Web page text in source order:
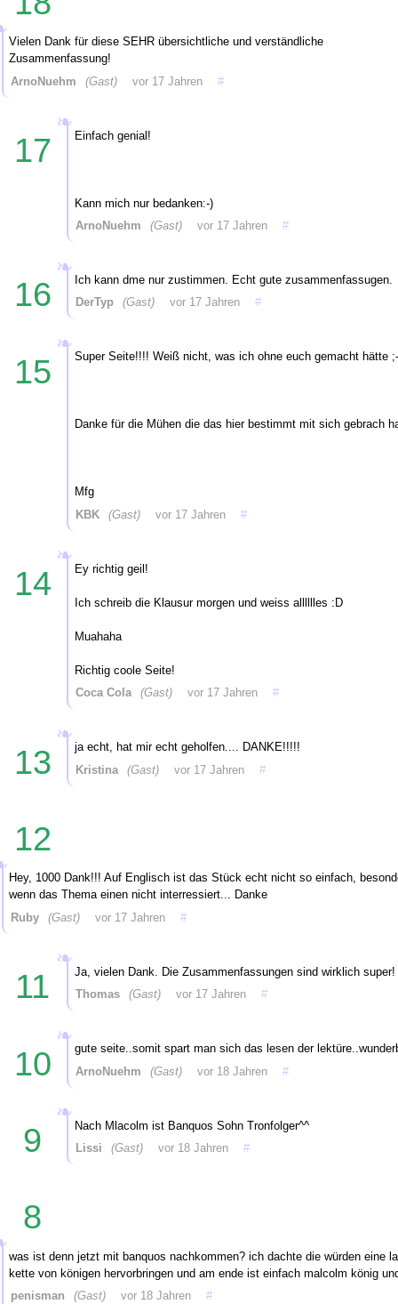
Vielen Dank für diese SEHR übersichtliche und verständliche
Zusammenfassung!
ArnoNuehm
(Gast) vor 17 Jahren #
17 Einfach genial!
Kann mich nur bedanken:-)
ArnoNuehm
(Gast) vor 17 Jahren #
16
Ich kann dme nur zustimmen. Echt gute zusammenfassugen.
DerTyp
(Gast) vor 17 Jahren #
15 Super Seite!!!! Weiß nicht, was ich ohne euch gemacht hätte
Danke für die Mühen die das hier bestimmt mit sich gebrach
Mfg
KBK
(Gast) vor 17 Jahren #
14 Ey richtig geil!
Ich schreib die Klausur morgen und weiss alllllles :D
Muahaha
Richtig coole Seite!
Coca Cola
(Gast) vor 17 Jahren #
13
ja echt, hat mir echt geholfen.... DANKE!!!!!
Kristina
(Gast) vor 17 Jahren #
12
Hey, 1000 Dank!!! Auf Englisch ist das Stück echt nicht so einfach,
wenn das Thema einen nicht interressiert... Danke
Ruby
(Gast) vor 17 Jahren #
11
Ja, vielen Dank. Die Zusammenfassungen sind wirklich super!
Thomas
(Gast) vor 17 Jahren #
10
gute seite..somit spart man sich das lesen der
ArnoNuehm
(Gast) vor 18 Jahren #
9
Nach Mlacolm ist Banquos Sohn Tronfolger^^
Lissi
(Gast) vor 18 Jahren #
8
was ist denn jetzt mit banquos nachkommen? ich dachte die würden eine
kette von königen hervorbringen und am ende ist einfach malcolm könig
penisman
(Gast) vor 18 Jahren #